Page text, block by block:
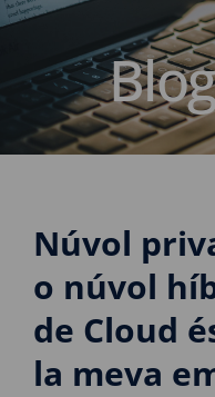
Núvol
o núvol
de Cloud
la meva